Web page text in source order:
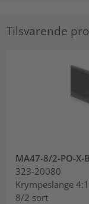
Tilsvarende
MA47-8/2-PO-X-
323-20080
Krympeslange
8/2 sort